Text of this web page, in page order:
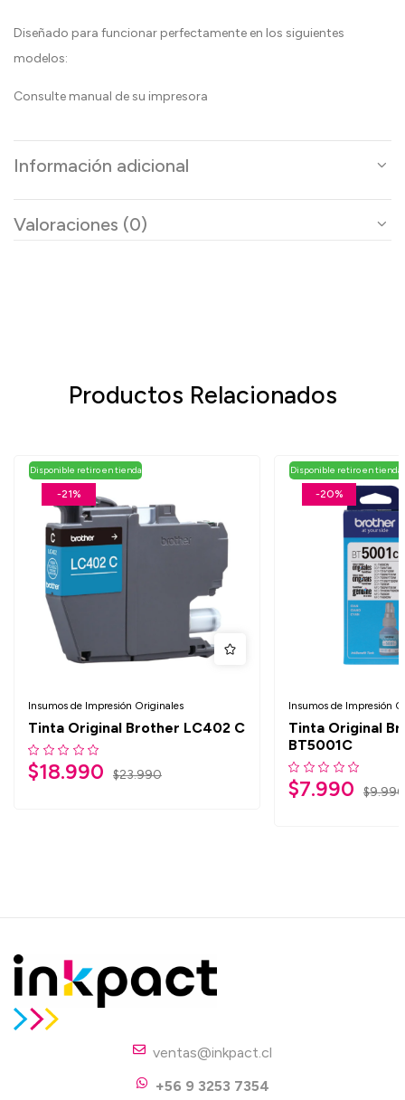
Diseñado para funcionar perfectamente en los siguientes
modelos:
Consulte manual de su impresora
Información adicional
Valoraciones (0)
Productos Relacionados
-21%
Disponible retiro en tienda
Insumos de Impresión Originales
Tinta Original Brother LC402 C
$23.990
$18.990
-20%
Disponible retiro en tienda
Insumos de Impresión
Tinta Original
BT5001C
$9.990
$7.990
ventas@inkpact.cl
+56 9 3253 7354